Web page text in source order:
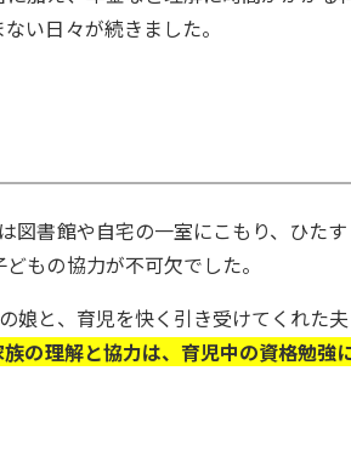
い日々が続きました。
図書館や自宅の一室にこもり、ひたす
もの協力が不可欠でした。
娘と、育児を快く引き受けてくれた夫
族の理解と協力は、育児中の資格勉強